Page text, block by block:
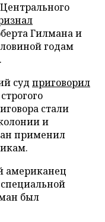
Гилмана и
годам
суд приговорил
стали
и
применил
американец
был